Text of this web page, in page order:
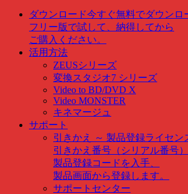
ダウンロード今すぐ無料でダウンロ
フリー版で試して、納得してから
ご購入ください。
活用方法
ZEUSシリーズ
変換スタジオ7 シリーズ
Video to BD/DVD X
Video MONSTER
キネマージュ
サポート
引きかえ ～ 製品登録ライセン
引きかえ番号（シリアル番号
製品登録コードを入手、
製品画面から登録します。
サポートセンター